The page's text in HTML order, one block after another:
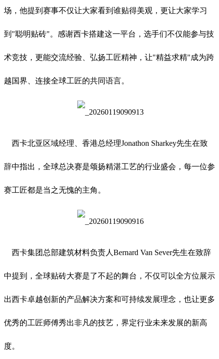
场，他提到赛事不仅让大家看到谁贴得美观，更让大家学习
到"聪明贴砖"。感谢西卡搭建这一平台，选手们不仅能参与技
术竞技，更能交流经验、弘扬工匠精神，让"精益求精"成为跨
越国界、连接全球工匠的共同语言。
西卡北亚区域经理、香港总经理Jonathon Sharkey先生在致
辞中指出，全球总决赛是颂扬精湛工艺的行业盛会，每一位参
赛工匠都是当之无愧的主角。
西卡集团总部建筑材料负责人Bernard Van Sever先生在致辞
中提到，全球贴砖大赛是了不起的舞台，不仅可以全方位展示
出西卡卓越创新的产品解决方案和可持续发展理念，也让更多
优秀的工匠师傅秀出非凡的技艺，界定行业未来发展的新高
度。